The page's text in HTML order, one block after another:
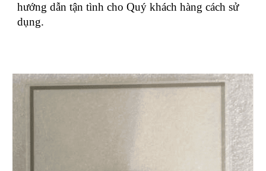
hướng dẫn tận tình cho Quý khách hàng cách sử
dụng.